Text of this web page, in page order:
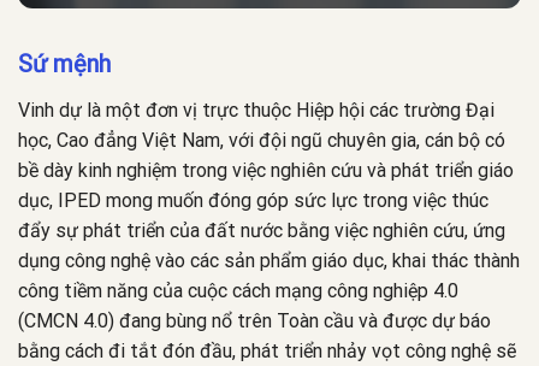
Sứ mệnh
Vinh dự là một đơn vị trực thuộc Hiệp hội các trường Đại
học, Cao đẳng Việt Nam, với đội ngũ chuyên gia, cán bộ có
bề dày kinh nghiệm trong việc nghiên cứu và phát triển giáo
dục, IPED mong muốn đóng góp sức lực trong việc thúc
đẩy sự phát triển của đất nước bằng việc nghiên cứu, ứng
dụng công nghệ vào các sản phẩm giáo dục, khai thác thành
công tiềm năng của cuộc cách mạng công nghiệp 4.0
(CMCN 4.0) đang bùng nổ trên Toàn cầu và được dự báo
bằng cách đi tắt đón đầu, phát triển nhảy vọt công nghệ sẽ